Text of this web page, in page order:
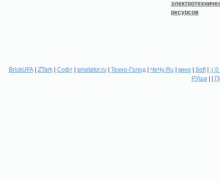
BrickUFA| ZTark| Софт| smetafor.ru | Техно-Голод | ЧеЧу.Ru | кино| Soft| :(
РУша | |